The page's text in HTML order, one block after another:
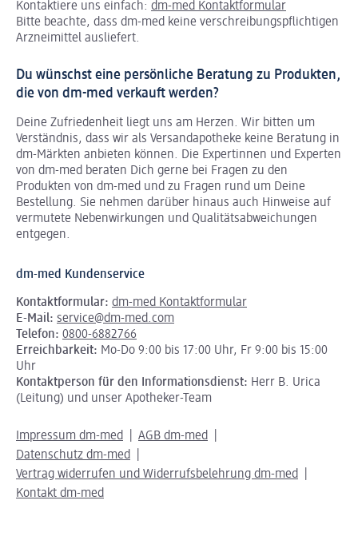
Kontaktiere uns einfach: dm-med Kontaktformular
Bitte beachte, dass dm-med keine verschreibungspflichtigen
Arzneimittel ausliefert.
Du wünschst eine persönliche Beratung zu Produkten,
die von dm-med verkauft werden?
Deine Zufriedenheit liegt uns am Herzen. Wir bitten um
Verständnis, dass wir als Versandapotheke keine Beratung in
dm-Märkten anbieten können. Die Expertinnen und Experten
von dm-med beraten Dich gerne bei Fragen zu den
Produkten von dm-med und zu Fragen rund um Deine
Bestellung. Sie nehmen darüber hinaus auch Hinweise auf
vermutete Nebenwirkungen und Qualitätsabweichungen
entgegen.
dm-med Kundenservice
Kontaktformular: dm-med Kontaktformular
E-Mail: service@dm-med.com
Telefon: 0800-6882766
Erreichbarkeit: Mo-Do 9:00 bis 17:00 Uhr, Fr 9:00 bis 15:00
Uhr
Kontaktperson für den Informationsdienst: Herr B. Urica
(Leitung) und unser Apotheker-Team
Impressum dm-med
AGB dm-med
Datenschutz dm-med
Vertrag widerrufen und Widerrufsbelehrung dm-med
Kontakt dm-med